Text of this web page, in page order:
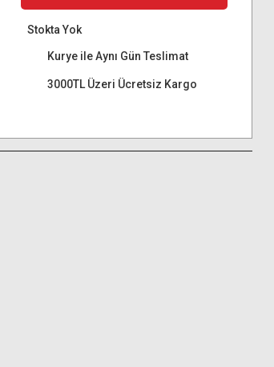
Stokta Yok
Kurye ile Aynı Gün Teslimat
3000TL Üzeri Ücretsiz Kargo